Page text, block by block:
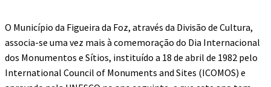
O Município da Figueira da Foz, através da Divisão de Cultura,
associa-se uma vez mais à comemoração do Dia Internacional
dos Monumentos e Sítios, instituído a 18 de abril de 1982 pelo
International Council of Monuments and Sites (ICOMOS) e